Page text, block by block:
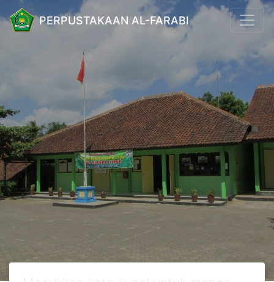
PERPUSTAKAAN AL-FARABI